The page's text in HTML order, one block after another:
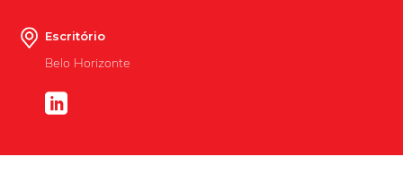
Escritório
Belo Horizonte